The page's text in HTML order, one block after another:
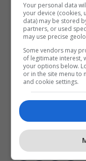
Kampionati Botëror
Your personal data
your device (cookies,
data) may be stored
partners, or used
may use precise
Some vendors may
of legitimate interest,
your options below.
or in the site menu to
and cookie settings.